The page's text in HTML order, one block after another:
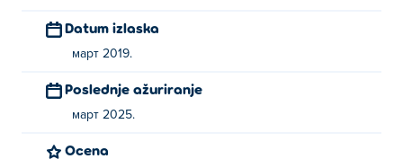
Datum izlaska
март 2019.
Poslednje ažuriranje
март 2025.
Ocena